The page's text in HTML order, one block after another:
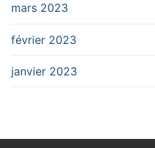
mars 2023
février 2023
janvier 2023